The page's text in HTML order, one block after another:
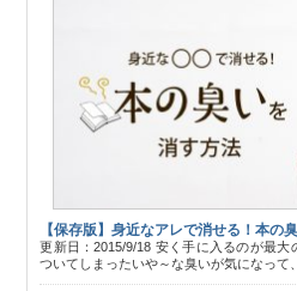
【保存版】身近なアレで消せる！本の
更新日：2015/9/18 安く手に入るのが最
ついてしまったいや～な臭いが気になって